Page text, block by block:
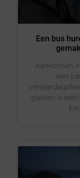
Een bus
Aankomen
een
gasten is